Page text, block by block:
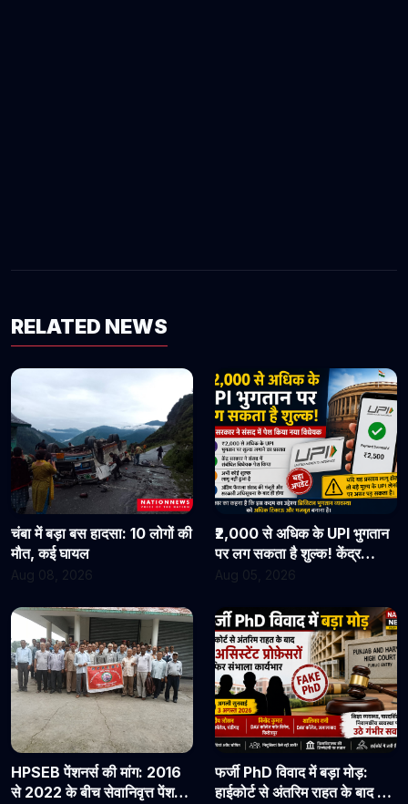
RELATED NEWS
चंबा में बड़ा बस हादसा: 10 लोगों की
मौत, कई घायल
Aug 08, 2026
₹2,000 से अधिक के UPI भुगतान
पर लग सकता है शुल्क! केंद्र
सरकार ने संसद में पेश किया नया
Aug 05, 2026
HPSEB पेंशनर्स की मांग: 2016
से 2022 के बीच सेवानिवृत्त पेंशनरों
फर्जी PhD विवाद में बड़ा मोड़:
हाईकोर्ट से अंतरिम राहत के बाद 3